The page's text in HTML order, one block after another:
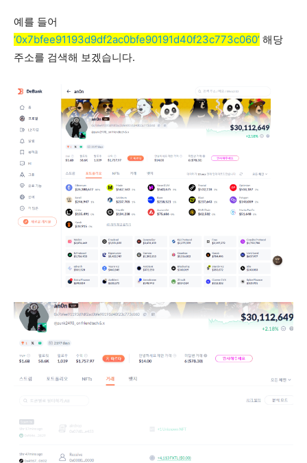
예를 들어
‘0x7bfee91193d9df2ac0bfe90191d40f23c773c060’ 해당
주소를 검색해 보겠습니다.